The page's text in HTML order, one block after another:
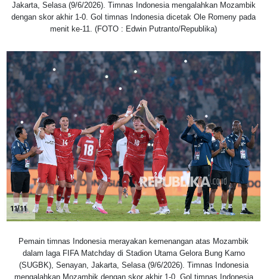
Jakarta, Selasa (9/6/2026). Timnas Indonesia mengalahkan Mozambik
dengan skor akhir 1-0. Gol timnas Indonesia dicetak Ole Romeny pada
menit ke-11. (FOTO : Edwin Putranto/Republika)
11/11
Pemain timnas Indonesia merayakan kemenangan atas Mozambik
dalam laga FIFA Matchday di Stadion Utama Gelora Bung Karno
(SUGBK), Senayan, Jakarta, Selasa (9/6/2026). Timnas Indonesia
mengalahkan Mozambik dengan skor akhir 1-0. Gol timnas Indonesia